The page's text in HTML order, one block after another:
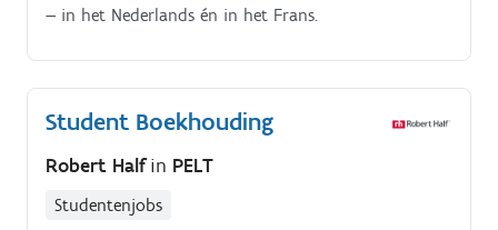
— in het Nederlands én in het Frans.
Student Boekhouding
Robert Halfin PELT
Studentenjobs